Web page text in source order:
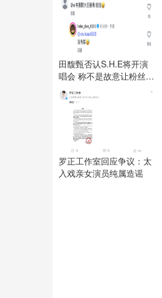
田馥甄否认S.H.E将开演
唱会 称不是故意让粉丝失
望
罗正工作室回应争议：太
入戏亲女演员纯属造谣